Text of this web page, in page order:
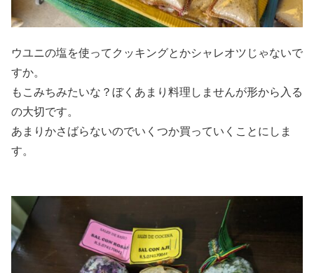
ウユニの塩を使ってクッキングとかシャレオツじゃないで
すか。
もこみちみたいな？ぼくあまり料理しませんが形から入る
の大切です。
あまりかさばらないのでいくつか買っていくことにしま
す。